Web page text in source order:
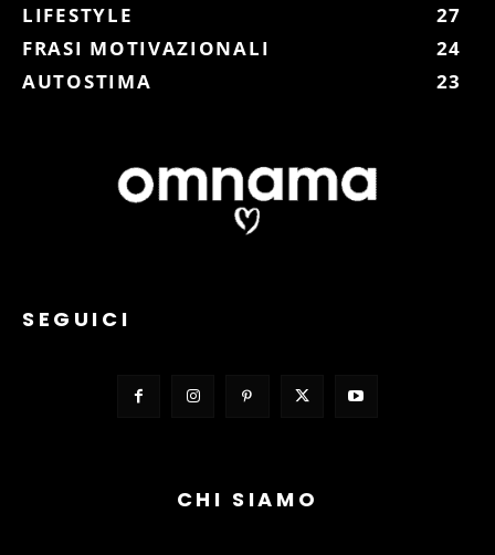
LIFESTYLE
27
FRASI MOTIVAZIONALI
24
AUTOSTIMA
23
SEGUICI
CHI SIAMO